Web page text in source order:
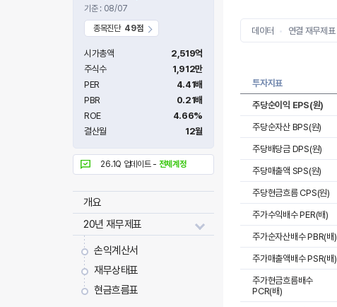
기준 : 08/07
종목진단 49점
시가총액
2,519억
주식수
1,912만
PER
4.41배
PBR
0.21배
ROE
4.66%
결산월
12월
26.1Q 업데이트 - 전체계정
개요
20년 재무제표
손익계산서
재무상태표
현금흐름표
데이터 연결 재무제표
투자지표
주당순이익 EPS(원)
주당순자산 BPS(원)
주당배당금 DPS(원)
주당매출액 SPS(원)
주당현금흐름 CPS(원)
주가수익배수 PER(배)
주가순자산배수 PBR(배)
주가매출액배수 PSR(배)
주가현금흐름배수
PCR(배)